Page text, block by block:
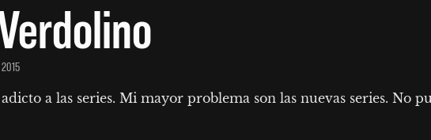
a las series. Mi mayor problema son las nuevas series. No